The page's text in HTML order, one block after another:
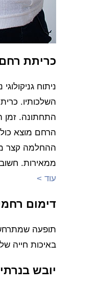
כריתת
ניתוח
השלכותיו.
התחתונה. זמן
הרחם מוצא
ההחלמה קצר
ממאירות.
עוד >
דימום
תופעה
באיכות חייה
יובש